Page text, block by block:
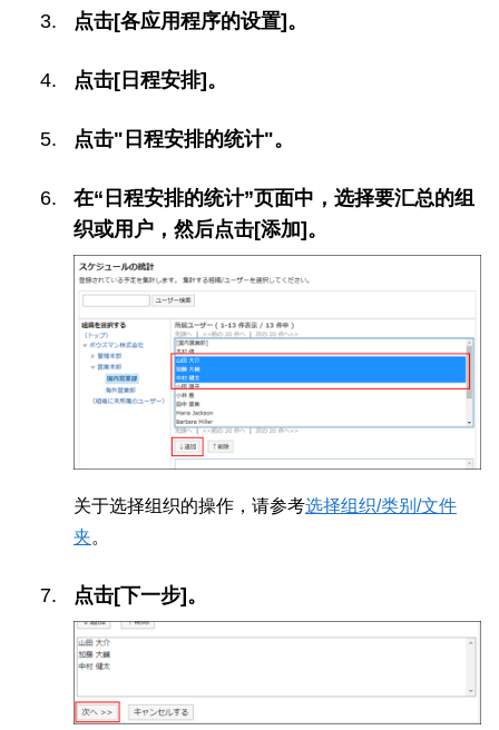
点击[各应用程序的设置]。
点击[日程安排]。
点击"日程安排的统计"。
在“日程安排的统计”页面中，选择要汇总的组
织或用户，然后点击[添加]。
关于选择组织的操作，请参考选择组织/类别/文件
夹。
点击[下一步]。